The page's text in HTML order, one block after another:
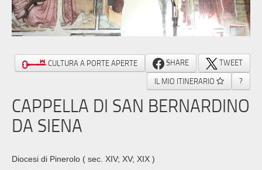
CULTURA A PORTE APERTE SHARE
TWEET
IL MIO ITINERARIO
?
CAPPELLA DI SAN BERNARDINO
DA SIENA
Diocesi di Pinerolo ( sec. XIV; XV; XIX )